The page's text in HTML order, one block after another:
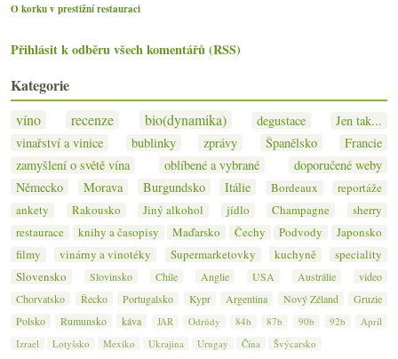
O korku v prestižní restauraci
Přihlásit k odběru všech komentářů (RSS)
Kategorie
víno recenze bio(dynamika) degustace
Jen tak...
vinařství a vinice
bublinky zprávy Španělsko
Francie
zamyšlení o světě vína
oblíbené a vybrané
doporučené weby
Německo
Morava Burgundsko Itálie Bordeaux
reportáže
ankety
Rakousko Jiný alkohol jídlo Champagne
sherry
restaurace
knihy a časopisy Maďarsko Čechy Podvody
Japonsko
filmy
vinárny a vinotéky Supermarketovky kuchyně
speciality
Slovensko
Slovinsko Chile Anglie USA Austrálie
video
Chorvatsko
Řecko Portugalsko Kypr Argentina Nový Zéland
Gruzie
Polsko
Rumunsko káva JAR Odrůdy 84b 87b 90b 92b
Apríl
Izrael
Lotyšsko Mexiko Ukrajina Urugay Čína Švýcarsko